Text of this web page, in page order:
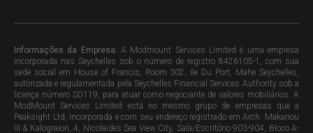
Informações da Empresa: A Modmount Services Limited é uma empresa
incorporada nas Seychelles sob o número de registro 8426105-1, com sua
sede social em House of Francis, Room 302, Ile Du Port, Mahe Seychelles,
autorizada e regulamentada pela Seychelles Financial Services Authority sob a
licença número SD119, para atuar como negociante de valores mobiliários. A
ModMount Services Limited está no mesmo grupo de empresas que a
Peaksight Ltd, incorporada e com seu endereço registrado em Arch. Makariou
III & Kalograion, 4, Nicolaides Sea View City, Sala/Escritório 903-904, Bloco A-